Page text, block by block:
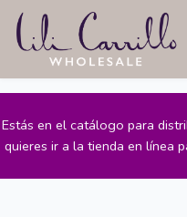
Estás en el catálogo para
quieres ir a la tienda en línea